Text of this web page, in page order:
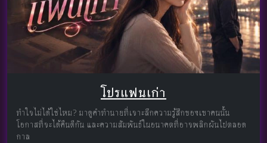
โปรแฟนเก่า
ทำใจไม่ได้ใช่ไหม? มาดูคำทำนายที่เจาะลึกความรู้สึกของเขาคนนั้น
โอกาสที่จะได้คืนดีกัน และความสัมพันธ์ในอนาคตที่อาจพลิกผันไปตลอด
กาล